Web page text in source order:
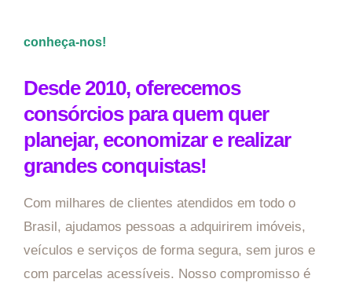
conheça-nos!
Desde 2010, oferecemos
consórcios para quem quer
planejar, economizar e realizar
grandes conquistas!
Com milhares de clientes atendidos em todo o
Brasil, ajudamos pessoas a adquirirem imóveis,
veículos e serviços de forma segura, sem juros e
com parcelas acessíveis. Nosso compromisso é